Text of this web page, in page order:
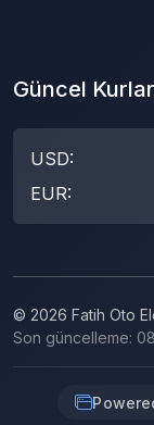
Güncel Kurlar
USD:
EUR:
© 2026 Fatih Oto
Son güncelleme: